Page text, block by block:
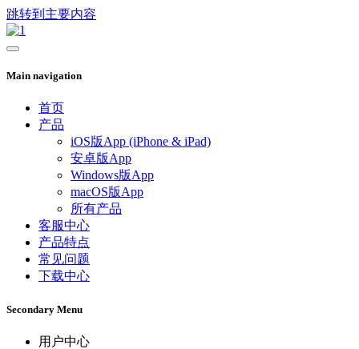
跳转到主要内容
Main navigation
首页
产品
iOS版App (iPhone & iPad)
安卓版App
Windows版App
macOS版App
所有产品
客服中心
产品特点
常见问题
下载中心
Secondary Menu
用户中心